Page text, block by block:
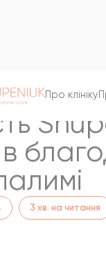
Про клініку
в
3 хв. на читання